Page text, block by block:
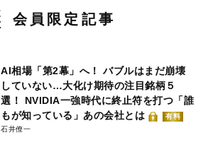
会員限定記事
AI相場「第2幕」へ！ バブルはまだ崩壊
していない…大化け期待の注目銘柄５
選！ NVIDIA一強時代に終止符を打つ「誰
もが知っている」あの会社とは
有料
石井僚一